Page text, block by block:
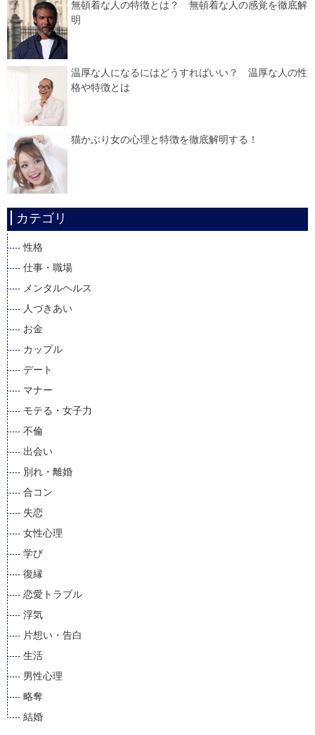
無頓着な人の特徴とは？ 無頓着な人の感覚を徹底解
明
温厚な人になるにはどうすればいい？ 温厚な人の性
格や特徴とは
猫かぶり女の心理と特徴を徹底解明する！
カテゴリ
性格
仕事・職場
メンタルヘルス
人づきあい
お金
カップル
デート
マナー
モテる・女子力
不倫
出会い
別れ・離婚
合コン
失恋
女性心理
学び
復縁
恋愛トラブル
浮気
片想い・告白
生活
男性心理
略奪
結婚